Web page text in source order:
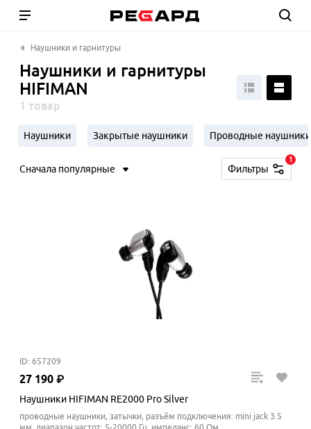
Наушники и гарнитуры
Наушники и гарнитуры
HIFIMAN
1 товар
Наушники Закрытые наушники Проводные наушники
Сначала популярные Фильтры
1
ID: 657209
27 190 ₽
Наушники HIFIMAN RE2000 Pro Silver
проводные наушники, затычки, разъём подключения: mini jack 3.5